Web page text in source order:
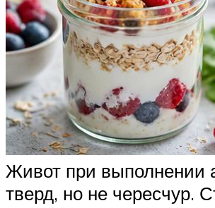
Живот при выполнении
тверд, но не чересчур.